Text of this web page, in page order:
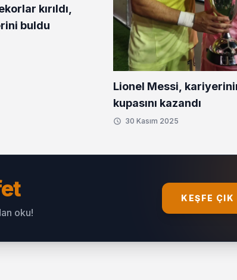
kırıldı,
buldu
Lionel Messi,
kupasını kazandı
30 Kasım 2025
oku!
KEŞFE ÇIK